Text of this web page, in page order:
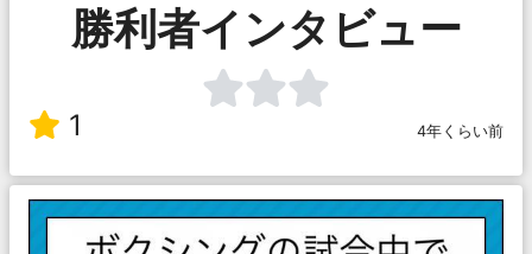
勝利者インタビュー
1 4年くらい前